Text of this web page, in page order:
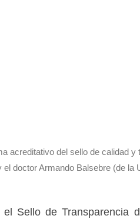
acreditativo del sello de calidad
doctor Armando Balsebre (de la
Sello de Transparencia